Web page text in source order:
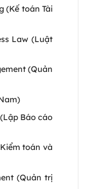
(Kế toán Tài
Law (Luật
(Quản
Báo cáo
toán và
(Quản trị